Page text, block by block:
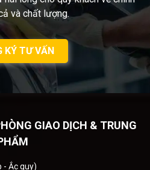
và chất lượng.
KÝ TƯ VẤN
GIAO DỊCH & TRUNG
- Ắc quy)